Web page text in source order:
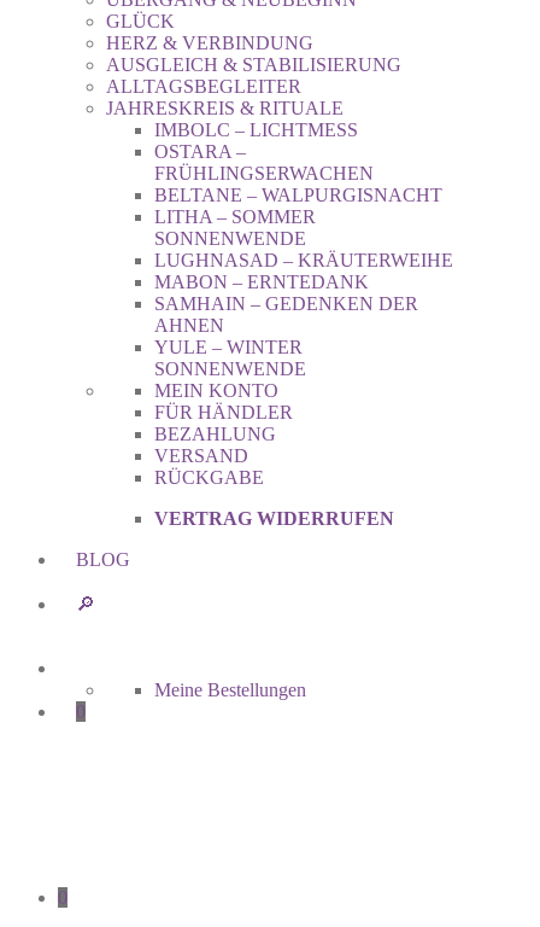
GLÜCK
HERZ & VERBINDUNG
AUSGLEICH & STABILISIERUNG
ALLTAGSBEGLEITER
JAHRESKREIS & RITUALE
IMBOLC – LICHTMESS
OSTARA –
FRÜHLINGSERWACHEN
BELTANE – WALPURGISNACHT
LITHA – SOMMER
SONNENWENDE
LUGHNASAD – KRÄUTERWEIHE
MABON – ERNTEDANK
SAMHAIN – GEDENKEN DER
AHNEN
YULE – WINTER
SONNENWENDE
MEIN KONTO
FÜR HÄNDLER
BEZAHLUNG
VERSAND
RÜCKGABE
VERTRAG WIDERRUFEN
BLOG
🔎︎
Meine Bestellungen
0
0